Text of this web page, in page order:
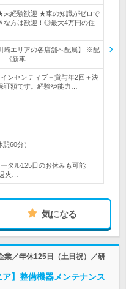
未経験歓迎 ★車の知識がゼロで
な方は歓迎！◎最大4万円の住
崎エリアの各店舗へ配属】 ※配
《新車…
ンセンティブ＋賞与年2回＋決
額です。経験や能力…
60分）
タル125日のお休みも可能
火…
気になる
業／年休125日（土日祝）／研
】整備機器メンテナンス